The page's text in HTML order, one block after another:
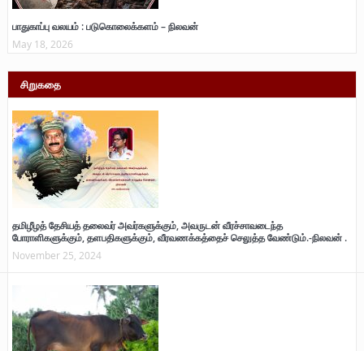
பாதுகாப்பு வலயம் : படுகொலைக்களம் – நிலவன்
May 18, 2026
சிறுகதை
தமிழீழத் தேசியத் தலைவர் அவர்களுக்கும், அவருடன் வீரச்சாவடைந்த
போராளிகளுக்கும், தளபதிகளுக்கும், வீரவணக்கத்தைச் செலுத்த வேண்டும்.-நிலவன் .
November 25, 2024